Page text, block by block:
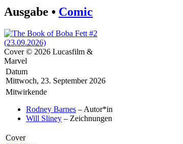
Ausgabe • Comic
Cover © 2026 Lucasfilm &
Marvel
Datum
Mittwoch, 23. September 2026
Mitwirkende
Rodney Barnes – Autor*in
Will Sliney – Zeichnungen
Cover